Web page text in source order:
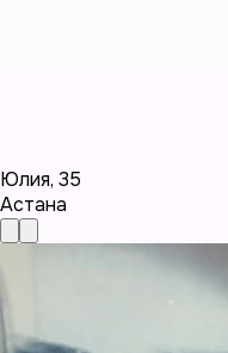
Юлия, 35
Астана